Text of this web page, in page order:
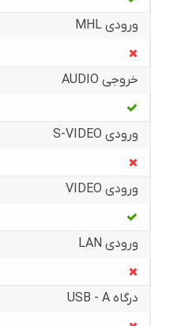
ورودی MHL
خروجی AUDIO
ورودی S-VIDEO
ورودی VIDEO
ورودی LAN
درگاه USB - A